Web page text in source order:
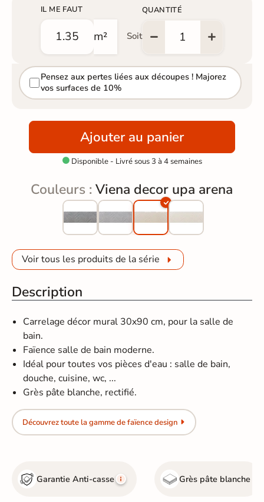
IL ME FAUT
m² Soit
QUANTITÉ
Pensez aux pertes liées aux découpes ! Majorez
vos surfaces de 10%
Ajouter au panier
Disponible - Livré sous 3 à 4 semaines
Couleurs :Viena decor upa arena
Voir tous les produits de la série
Description
Carrelage décor mural 30x90 cm, pour la salle de
bain.
Faïence salle de bain moderne.
Idéal pour toutes vos pièces d'eau : salle de bain,
douche, cuisine, wc, ...
Grès pâte blanche, rectifié.
Découvrez toute la gamme de faïence design
Garantie Anti-casse Grès pâte blanche